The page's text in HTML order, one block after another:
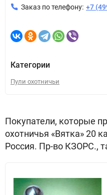
Заказ по телефону: +7
Категории
Пули охотничьи
Покупатели, которые
охотничья «Вятка» 20
Россия. Пр-во КЗОРС.,